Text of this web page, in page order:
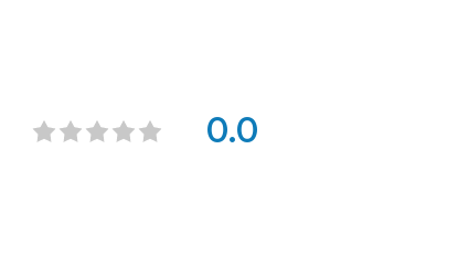
0.0